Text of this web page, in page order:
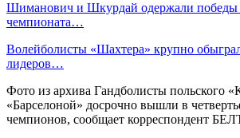
Шиманович и Шкурдай одержали победы
чемпионата…
Волейболисты «Шахтера» крупно
лидеров…
Фото из архива Гандболисты польского
«Барселоной» досрочно вышли в
чемпионов, сообщает корреспондент